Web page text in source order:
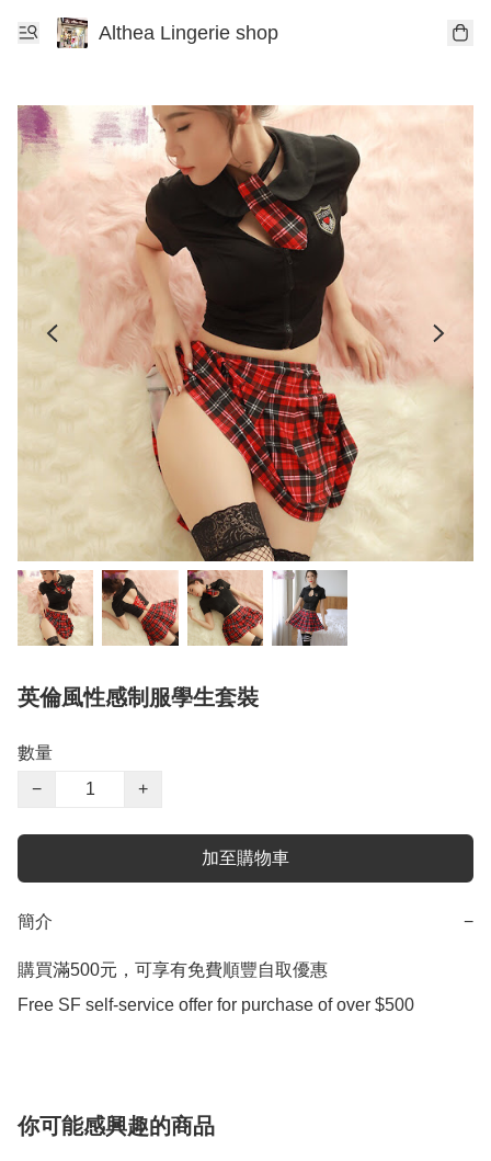
Althea Lingerie shop
英倫風性感制服學生套裝
數量
−
+
加至購物車
簡介 −
購買滿500元，可享有免費順豐自取優惠
Free SF self-service offer for purchase of over $500
你可能感興趣的商品